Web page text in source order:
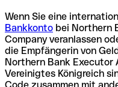
Wenn Sie eine
Bankkonto bei Northern
Company veranlassen
die Empfängerin von
Northern Bank Executor
Vereinigtes Königreich